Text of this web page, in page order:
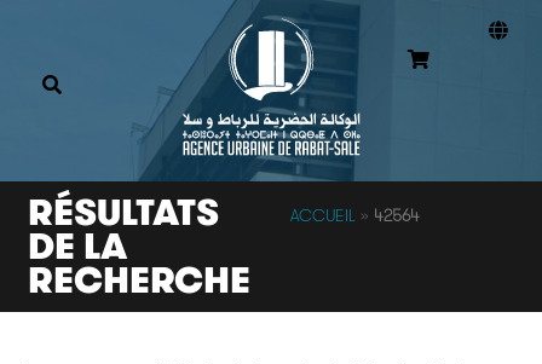
RÉSULTATS
DE LA
RECHERCHE
ACCUEIL » 42564